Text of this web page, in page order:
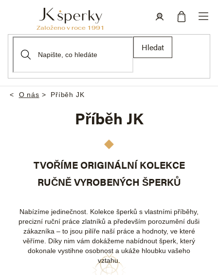
Hledat
Domů
O nás Příběh JK
Příběh JK
TVOŘÍME ORIGINÁLNÍ KOLEKCE
RUČNĚ VYROBENÝCH ŠPERKŮ
Nabízíme jedinečnost. Kolekce šperků s vlastními příběhy,
precizní ruční práce zlatníků a především porozumění duši
zákazníka – to jsou pilíře naší práce a hodnoty, ve které
věříme. Díky nim vám dokážeme nabídnout šperk, který
dokonale vystihne osobnost a ukáže hloubku vašeho
vztahu.